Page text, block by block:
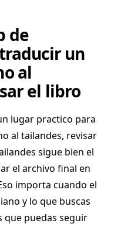
de
un
al
el libro
lugar practico para
al tailandes, revisar
sigue bien el
el archivo final en
importa cuando el
y lo que buscas
que puedas seguir